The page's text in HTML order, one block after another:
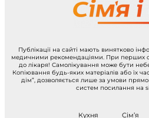
Публікації на сайті мають винятково
медичними рекомендаціями. При перших
до лікаря! Самолікування може бути
Копіювання будь-яких матеріалів або їх
дім”, дозволяється лише за умови
систем посилання на
Кухня Сім’я